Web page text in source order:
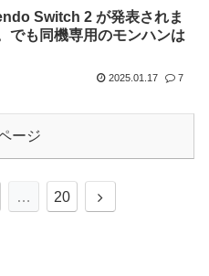
Switch 2 が発表されま
でも同機専用のモンハンは
2025.01.17 7
ージ
… 20
次